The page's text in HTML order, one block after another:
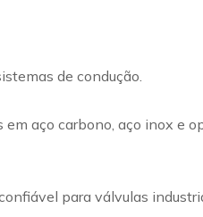
de condução.
aço carbono, aço inox e
para válvulas